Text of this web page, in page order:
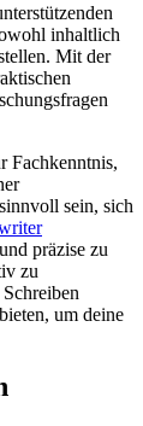
inhaltlich
Mit der
Fachkenntnis,
sein, sich
präzise zu
zu
um deine